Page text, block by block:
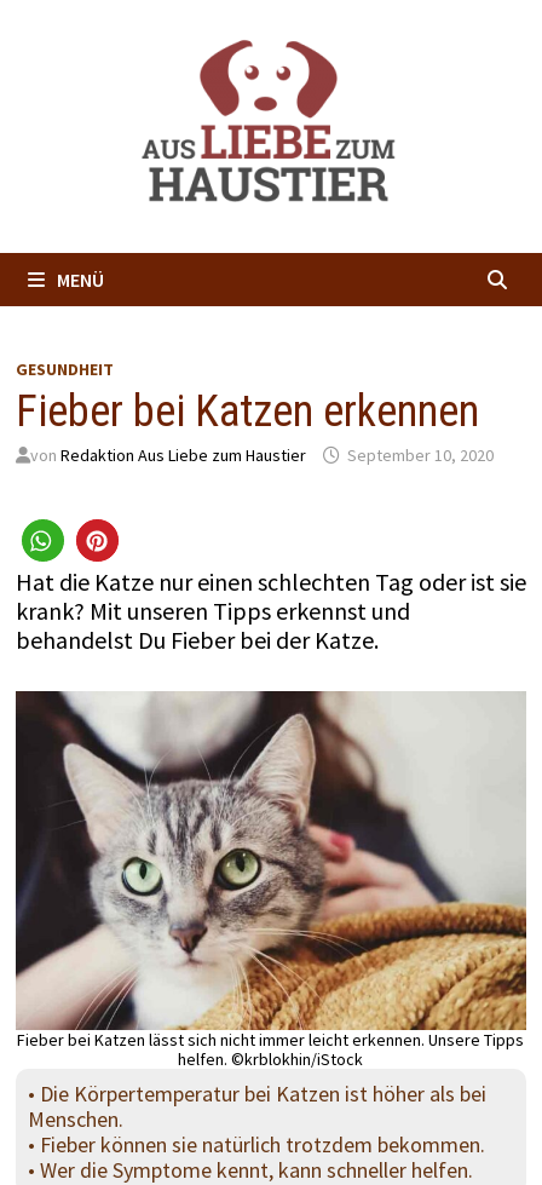
MENÜ
GESUNDHEIT
Fieber bei Katzen erkennen
von Redaktion Aus Liebe zum Haustier September 10, 2020
Hat die Katze nur einen schlechten Tag oder ist sie
krank? Mit unseren Tipps erkennst und
behandelst Du Fieber bei der Katze.
Fieber bei Katzen lässt sich nicht immer leicht erkennen. Unsere Tipps
helfen. ©krblokhin/iStock
• Die Körpertemperatur bei Katzen ist höher als bei
Menschen.
• Fieber können sie natürlich trotzdem bekommen.
• Wer die Symptome kennt, kann schneller helfen.